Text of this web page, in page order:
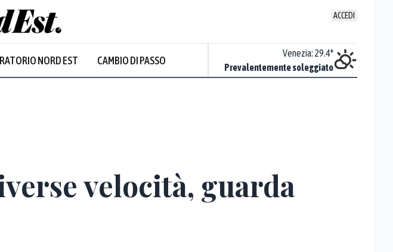
ACCEDI
NORD EST CAMBIO DI PASSO
Prevalentemente soleggiato
Venezia: 29.4°
Prevalentemente soleggiato
velocità, guarda